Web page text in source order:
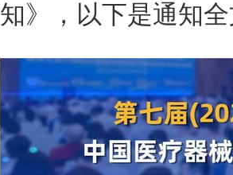
知》，以下是通知